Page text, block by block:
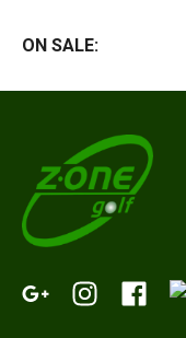
ON SALE: